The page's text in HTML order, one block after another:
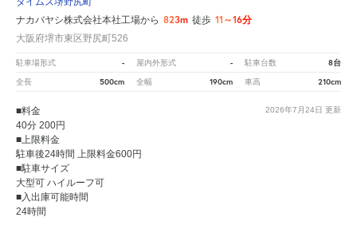
ナカバヤシ株式会社本社工場から 823m 徒歩 11～16分
大阪府堺市東区野尻町526
駐車場形式 - 屋内外形式 - 駐車台数 8台
全長 500cm 全幅 190cm 車高 210cm
2026年7月24日 更新
■料金
40分 200円
■上限料金
駐車後24時間 上限料金600円
■駐車サイズ
大型可 ハイルーフ可
■入出庫可能時間
24時間